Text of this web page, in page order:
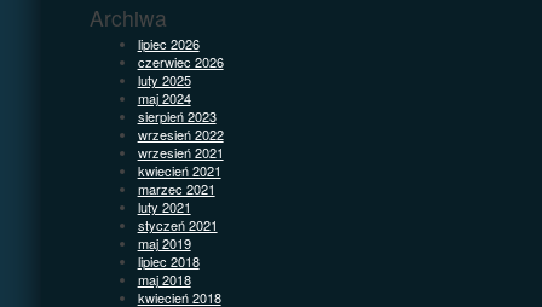
Archiwa
lipiec 2026
czerwiec 2026
luty 2025
maj 2024
sierpień 2023
wrzesień 2022
wrzesień 2021
kwiecień 2021
marzec 2021
luty 2021
styczeń 2021
maj 2019
lipiec 2018
maj 2018
kwiecień 2018